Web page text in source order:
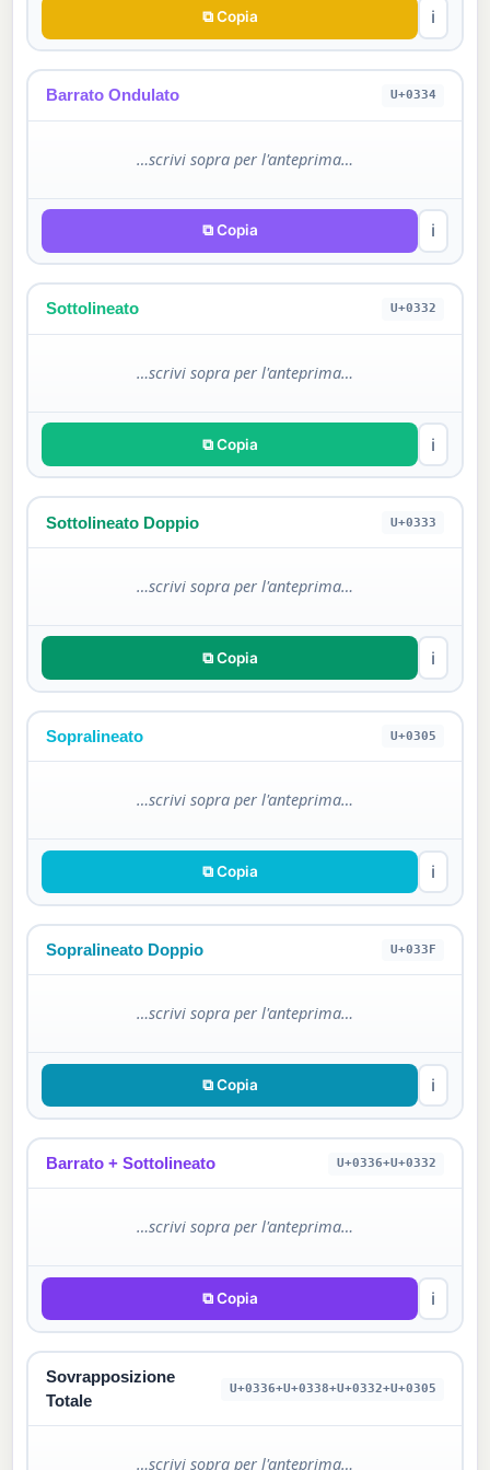
⧉ Copia ℹ
Barrato Ondulato U+0334
…scrivi sopra per l'anteprima…
⧉ Copia ℹ
Sottolineato U+0332
…scrivi sopra per l'anteprima…
⧉ Copia ℹ
Sottolineato Doppio U+0333
…scrivi sopra per l'anteprima…
⧉ Copia ℹ
Sopralineato U+0305
…scrivi sopra per l'anteprima…
⧉ Copia ℹ
Sopralineato Doppio U+033F
…scrivi sopra per l'anteprima…
⧉ Copia ℹ
Barrato + Sottolineato U+0336+U+0332
…scrivi sopra per l'anteprima…
⧉ Copia ℹ
Sovrapposizione
Totale
U+0336+U+0338+U+0332+U+0305
…scrivi sopra per l'anteprima…